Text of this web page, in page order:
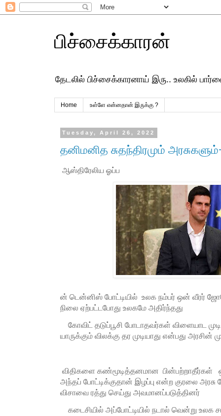
பிச்சைக்காரன்
தேடலில் பிச்சைக்காரனாய் இரு.. உலகில்
Home உள்ளே என்னதான் இருக்கு ?
Tuesday, April 26, 2022
தனிமனித சுதந்திரமும்
ஆஸ்திரேலிய ஓப்ப
ன் டென்னிஸ் போட்டியில் உலக நம்பர் ஒன் வீரர்
நிலை ஏற்பட்டபோது உலகமே அதிர்ந்தது
கோவிட் தடுப்பூசி போடாதவர்கள் விளையாட
யாருக்கும் விலக்கு தர முடியாது என்பது அரசின்
விதிகளை கண்மூடித்தனமான பின்பற்றாதீர்கள்
அந்தப் போட்டிக்குதான் இழப்பு என்ற குரலை
விசாவை ரத்து செய்து அவமானப்படுத்தினர்
கடைசியில் அப்போட்டியில் நடால் வென்று உலக